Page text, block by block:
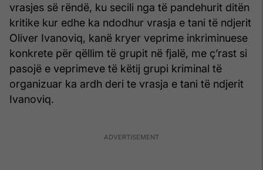
vrasjes së rëndë, ku secili nga të pandehurit ditën
kritike kur edhe ka ndodhur vrasja e tani të ndjerit
Oliver Ivanoviq, kanë kryer veprime inkriminuese
konkrete për qëllim të grupit në fjalë, me ç’rast si
pasojë e veprimeve të këtij grupi kriminal të
organizuar ka ardh deri te vrasja e tani të ndjerit
Ivanoviq.